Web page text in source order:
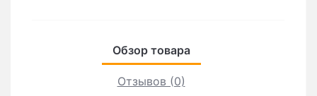
Обзор товара
Отзывов (0)